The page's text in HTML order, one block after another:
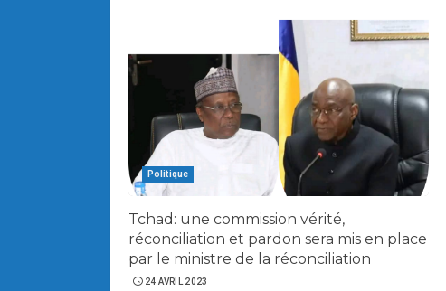
Politique
Tchad: une commission vérité,
réconciliation et pardon sera mis en place
par le ministre de la réconciliation
24 AVRIL 2023